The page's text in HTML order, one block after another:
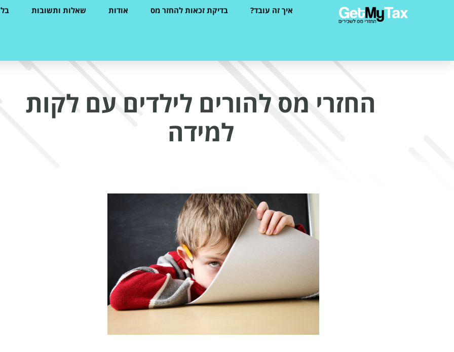
איך זה עובד? בדיקת זכאות להחזר מס אודות שאלות ותשובות
החזרי מס להורים לילדים עם לקות
למידה